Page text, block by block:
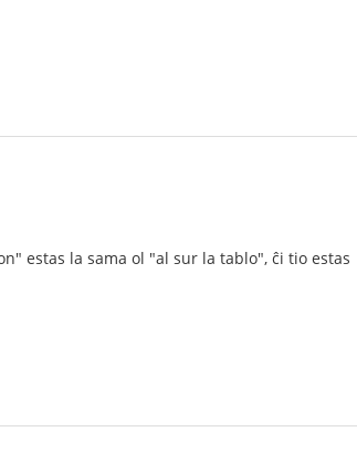
estas la sama ol "al sur la tablo", ĉi tio estas